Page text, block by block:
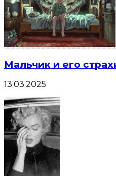
Мальчик и его
13.03.2025